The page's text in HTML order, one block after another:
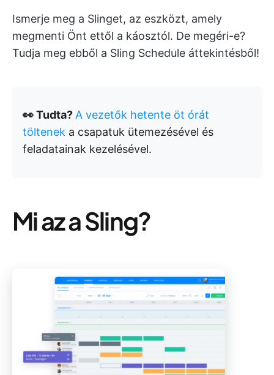
Ismerje meg a Slinget, az eszközt, amely
megmenti Önt ettől a káosztól. De megéri-e?
Tudja meg ebből a Sling Schedule áttekintésből!
👀 Tudta? A vezetők hetente öt órát
töltenek a csapatuk ütemezésével és
feladatainak kezelésével.
Mi az a Sling?